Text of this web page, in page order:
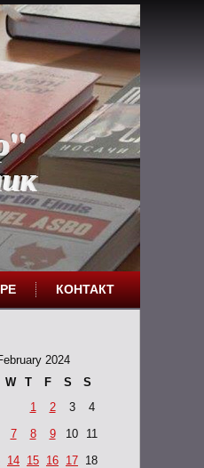
КОНТАКТ
2024
W T F S
S
1
2 3
4
7 8 9 10
11
14 15 16 17 18